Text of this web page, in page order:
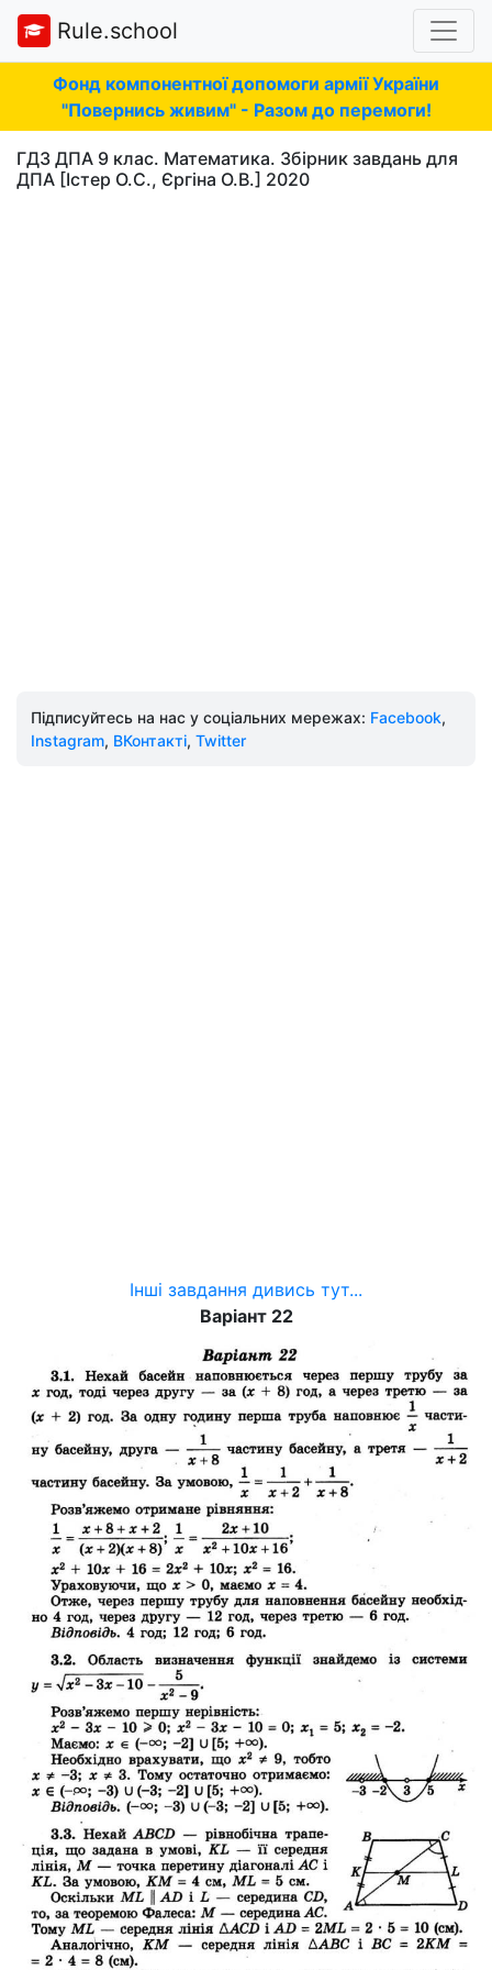
Rule.school
Фонд компонентної допомоги армії України
"Повернись живим" - Разом до перемоги!
ГДЗ ДПА 9 клас. Математика. Збірник завдань для
ДПА [Істер О.С., Єргіна О.В.] 2020
Підписуйтесь на нас у соціальних мережах: Facebook,
Instagram, ВКонтакті, Twitter
Інші завдання дивись тут...
Варіант 22